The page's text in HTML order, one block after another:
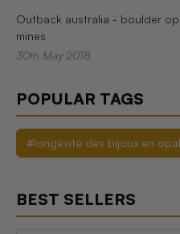
Outback australia - boulder
mines
30th May 2018
POPULAR TAGS
#longévité des bijoux en
BEST SELLERS